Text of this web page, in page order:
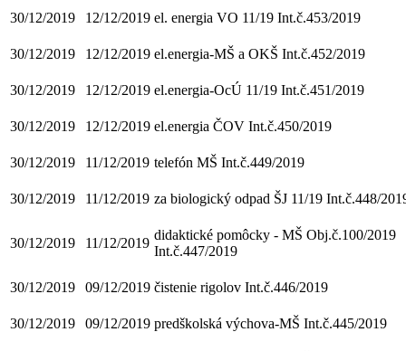
30/12/2019
12/12/2019 el. energia VO 11/19 Int.č.453/2019
30/12/2019 12/12/2019 el.energia-MŠ a OKŠ Int.č.452/2019
30/12/2019 12/12/2019 el.energia-OcÚ 11/19 Int.č.451/2019
30/12/2019 12/12/2019 el.energia ČOV Int.č.450/2019
30/12/2019 11/12/2019 telefón MŠ Int.č.449/2019
30/12/2019 11/12/2019 za biologický odpad ŠJ 11/19 Int.č.448/
30/12/2019 11/12/2019
didaktické pomôcky - MŠ Obj.č.100/2019
Int.č.447/2019
30/12/2019 09/12/2019 čistenie rigolov Int.č.446/2019
30/12/2019 09/12/2019 predškolská výchova-MŠ Int.č.445/2019